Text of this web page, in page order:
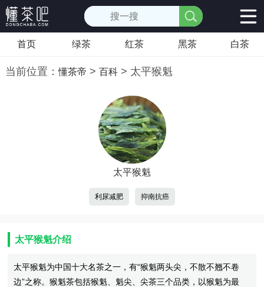
首页 绿茶 红茶 黑茶 白茶
当前位置：懂茶帝 > 百科> 太平猴魁
太平猴魁
利尿减肥 抑南抗癌
太平猴魁介绍
太平猴魁为中国十大名茶之一，有“猴魁两头尖，不散不翘不卷
边”之称。猴魁茶包括猴魁、魁尖、尖茶三个品类，以猴魁为最